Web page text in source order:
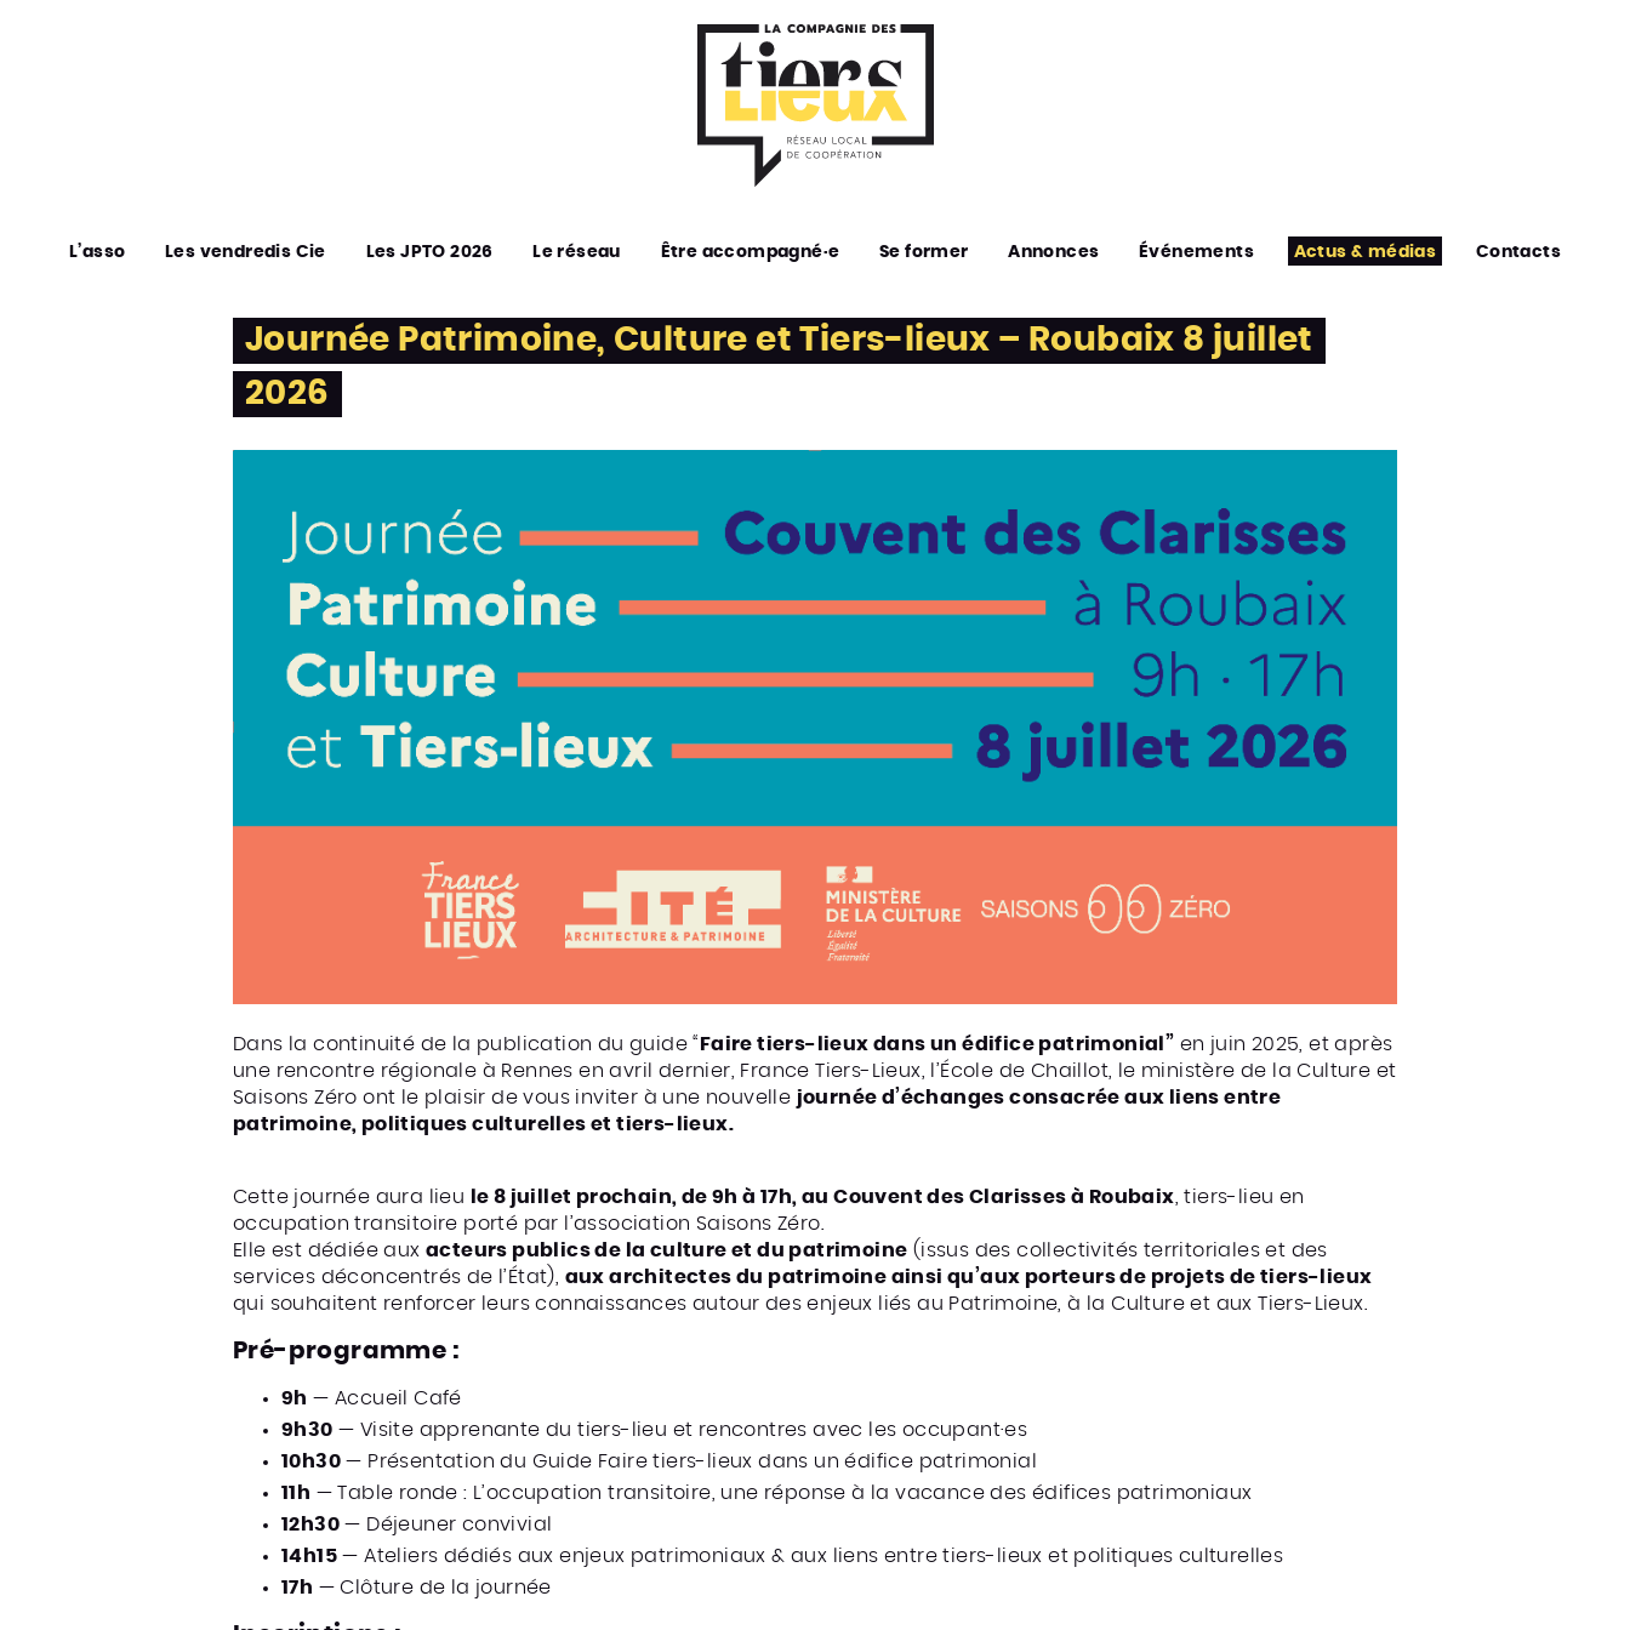
L’asso Les vendredis Cie Les JPTO 2026 Le réseau Être accompagné·e Se former Annonces Événements Actus & médias Contacts
Journée Patrimoine, Culture et Tiers-lieux – Roubaix 8 juillet
2026
Dans la continuité de la publication du guide “ Faire tiers-lieux dans un édifice patrimonial” en juin 2025, et après
une rencontre régionale à Rennes en avril dernier, France Tiers-Lieux, l’École de Chaillot, le ministère de la Culture et
Saisons Zéro ont le plaisir de vous inviter à une nouvelle journée d’échanges consacrée aux liens entre
patrimoine, politiques culturelles et tiers-lieux.
Cette journée aura lieu le 8 juillet prochain, de 9h à 17h, au Couvent des Clarisses à Roubaix , tiers-lieu en
occupation transitoire porté par l’association Saisons Zéro.
Elle est dédiée aux acteurs publics de la culture et du patrimoine (issus des collectivités territoriales et des
services déconcentrés de l’État), aux architectes du patrimoine ainsi qu’aux porteurs de projets de tiers-lieux
qui souhaitent renforcer leurs connaissances autour des enjeux liés au Patrimoine, à la Culture et aux Tiers-Lieux.
Pré-programme :
9h — Accueil Café
9h30 — Visite apprenante du tiers-lieu et rencontres avec les occupant·es
10h30 — Présentation du Guide Faire tiers-lieux dans un édifice patrimonial
11h — Table ronde : L’occupation transitoire, une réponse à la vacance des édifices patrimoniaux
12h30 — Déjeuner convivial
14h15 — Ateliers dédiés aux enjeux patrimoniaux & aux liens entre tiers-lieux et politiques culturelles
17h — Clôture de la journée